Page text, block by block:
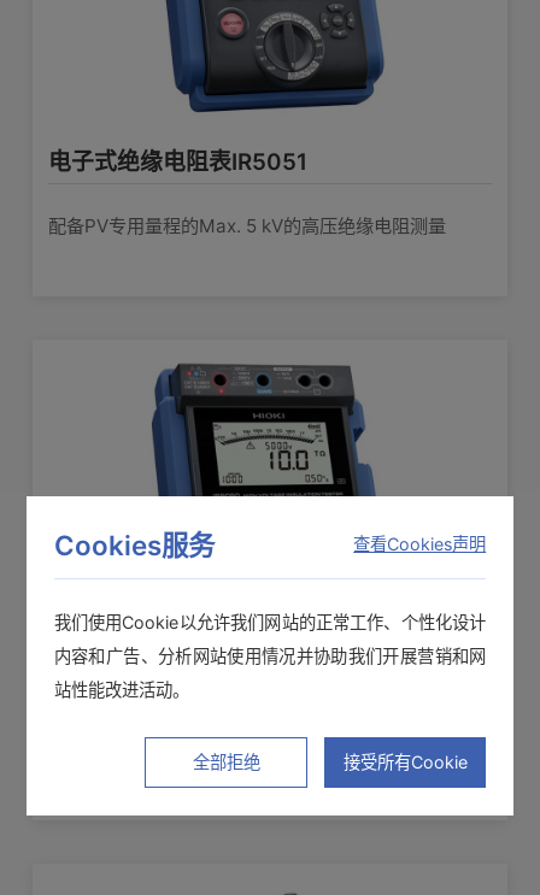
电子式绝缘电阻表IR5051
配备PV专用量程的Max. 5 kV的高压绝缘电阻测量
电子式绝缘电阻表IR5050
Max.5kV的高压绝缘电阻测量
Cookies服务 查看Cookies声明
我们使用Cookie以允许我们网站的正常工作、个性化设计
内容和广告、分析网站使用情况并协助我们开展营销和网
站性能改进活动。
全部拒绝 接受所有Cookie